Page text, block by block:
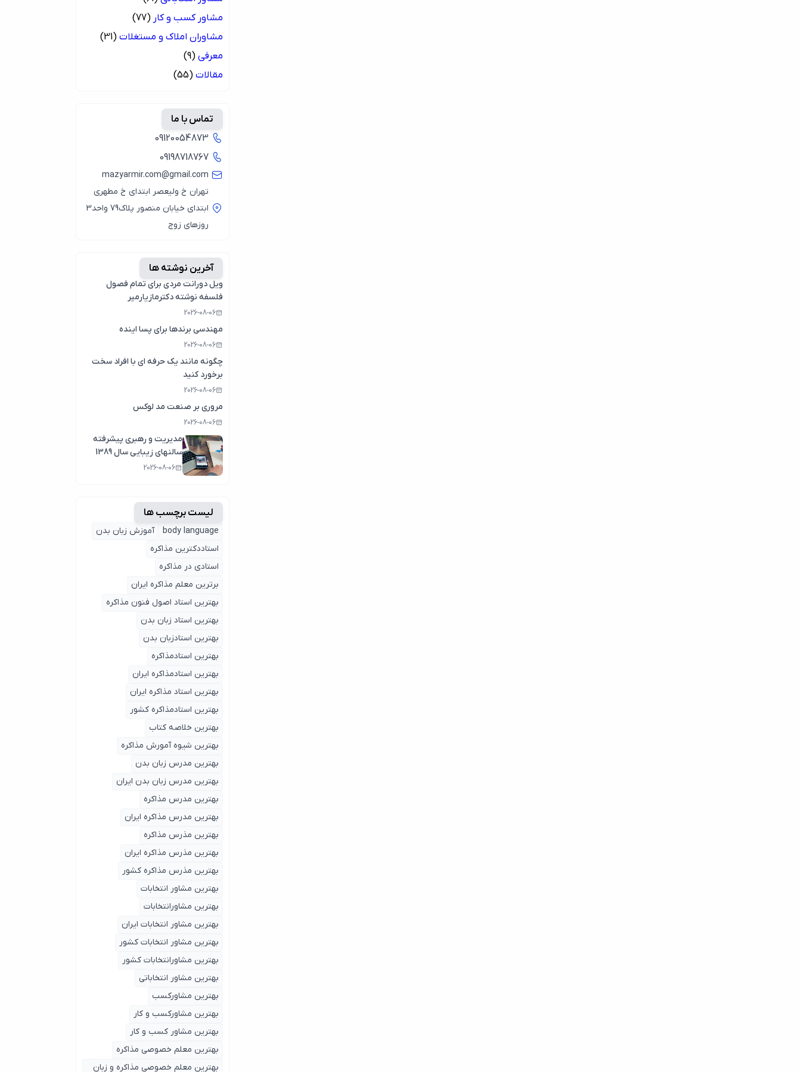
مشاور کسب و کار (77)
مشاوران املاک و مستغلات (31)
معرفی (9)
مقالات (55)
تماس با ما
09120054873
09198718767
mazyarmir.com@gmail.com
تهران خ ولیعصر ابتدای خ مطهری
ابتدای خیابان منصور پلاک79 واحد3
روزهای زوج
آخرین نوشته ها
ویل دورانت مردی برای تمام فصول
فلسفه نوشته دکترمازیارمیر
2026-08-06
مهندسی برندها برای پسا اینده
2026-08-06
چگونه مانند یک حرفه ای با افراد سخت
برخورد کنید
2026-08-06
مروری بر صنعت مد لوکس
2026-08-06
مدیریت و رهبری پیشرفته
سالنهای زیبایی سال 1389
2026-08-06
لیست برچسب ها
body language
آموزش زبان بدن
استاددکترین مذاکره
استادی در مذاکره
برترین معلم مذاکره ایران
بهترین استاد اصول ‌فنون مذاکره
بهترین استاد زبان بدن
بهترین استادزبان بدن
بهترین استادمذاکره
بهترین استادمذاکره ایران
بهترین استاد مذاکره ایران
بهترین استادمذاکره کشور
بهترین خلاصه کتاب
بهترین شیوه آمورش مذاکره
بهترین مدرس زبان بدن
بهترین مدرس زبان بدن ایران
بهترین مدرس مذاکره
بهترین مدرس مذاکره ایران
بهترین مذرس مذاکره
بهترین مذرس مذاکره ایران
بهترین مذرس مذاکره کشور
بهترین مشاور انتخابات
بهترین مشاورانتخابات
بهترین مشاور انتخابات ایران
بهترین مشاور انتخابات کشور
بهترین مشاورانتخابات کشور
بهترین مشاور انتخاباتی
بهترین مشاورکسب
بهترین مشاورکسب و کار
بهترین مشاور کسب و کار
بهترین معلم خصوصی مذاکره
بهترین معلم خصوصی مذاکره و زبان